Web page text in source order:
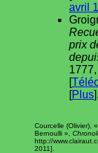
avril
prix
[
[Plus].
Courcelle (Olivier),
Bernoulli »,
http://
2011].